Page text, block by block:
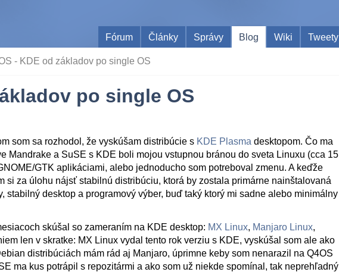
Fórum
Články Správy Blog Wiki Tweety
- KDE od základov po single OS
po single OS
som sa rozhodol, že vyskúšam distribúcie s KDE Plasma desktopom. Čo ma
Mandrake a SuSE s KDE boli mojou vstupnou bránou do sveta Linuxu (cca 15
GTK aplikáciami, alebo jednoducho som potreboval zmenu. A keďže
si za úlohu nájsť stabilnú distribúciu, ktorá by zostala primárne nainštalovaná
stabilný desktop a programový výber, buď taký ktorý mi sadne alebo minimálny
skúšal so zameraním na KDE desktop: MX Linux, Manjaro Linux,
len v skratke: MX Linux vydal tento rok verziu s KDE, vyskúšal som ale ako
distribúciách mám rád aj Manjaro, úprimne keby som nenarazil na Q4OS
ma kus potrápil s repozitármi a ako som už niekde spomínal, tak neprehľadný